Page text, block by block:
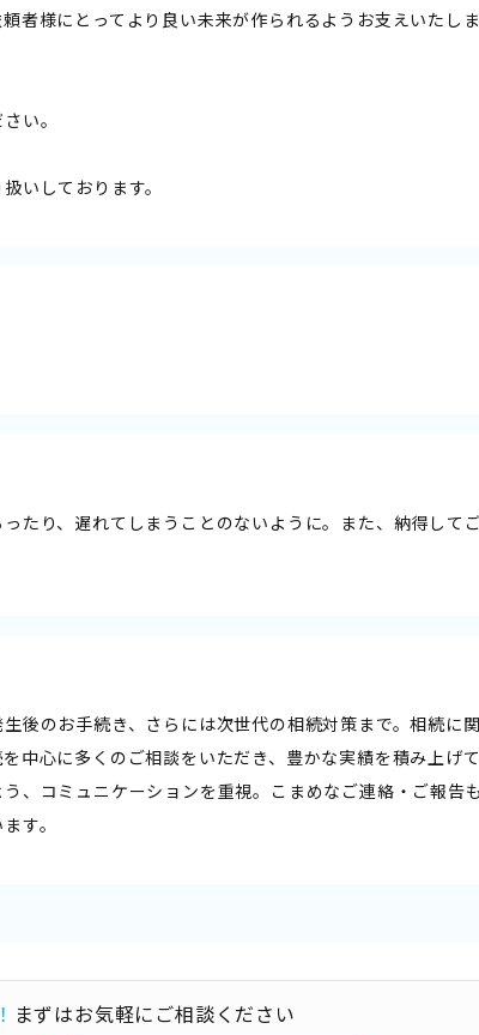
者様にとってより良い未来が作られるようお支えいたし
い。
いしております。
たり、遅れてしまうことのないように。また、納得して
後のお手続き、さらには次世代の相続対策まで。相続に
中心に多くのご相談をいただき、豊かな実績を積み上げ
、コミュニケーションを重視。こまめなご連絡・ご報告
す。
まずはお気軽にご相談ください